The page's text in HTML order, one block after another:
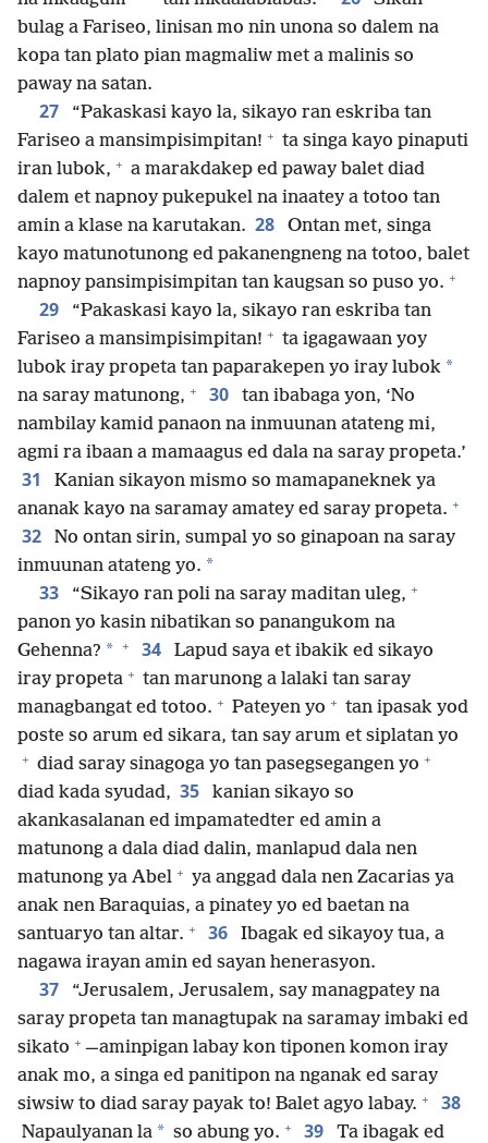
bulag a Fariseo, linisan mo nin unona so dalem na
kopa tan plato pian magmaliw met a malinis so
paway na satan.
27
“Pakaskasi kayo la, sikayo ran eskriba tan
Fariseo a mansimpisimpitan! + ta singa kayo pinaputi
iran lubok, + a marakdakep ed paway balet diad
dalem et napnoy pukepukel na inaatey a totoo tan
amin a klase na karutakan. 28
Ontan met, singa
kayo matunotunong ed pakanengneng na totoo, balet
napnoy pansimpisimpitan tan kaugsan so puso yo. +
29
“Pakaskasi kayo la, sikayo ran eskriba tan
Fariseo a mansimpisimpitan! + ta igagawaan yoy
lubok iray propeta tan paparakepen yo iray lubok *
na saray matunong, + 30
tan ibabaga yon, ‘No
nambilay kamid panaon na inmuunan atateng mi,
agmi ra ibaan a mamaagus ed dala na saray propeta.’
31
Kanian sikayon mismo so mamapaneknek ya
ananak kayo na saramay amatey ed saray propeta. +
32
No ontan sirin, sumpal yo so ginapoan na saray
inmuunan atateng yo. *
33 “Sikayo ran poli na saray maditan uleg, +
panon yo kasin nibatikan so panangukom na
Gehenna? * + 34
Lapud saya et ibakik ed sikayo
iray propeta + tan marunong a lalaki tan saray
managbangat ed totoo. + Pateyen yo + tan ipasak yod
poste so arum ed sikara, tan say arum et siplatan yo
+ diad saray sinagoga yo tan pasegsegangen yo +
diad kada syudad, 35
kanian sikayo so
akankasalanan ed impamatedter ed amin a
matunong a dala diad dalin, manlapud dala nen
matunong ya Abel + ya anggad dala nen Zacarias ya
anak nen Baraquias, a pinatey yo ed baetan na
santuaryo tan altar. + 36
Ibagak ed sikayoy tua, a
nagawa irayan amin ed sayan henerasyon.
37
“Jerusalem, Jerusalem, say managpatey na
saray propeta tan managtupak na saramay imbaki ed
sikato + —aminpigan labay kon tiponen komon iray
anak mo, a singa ed panitipon na nganak ed saray
siwsiw to diad saray payak to! Balet agyo labay. + 38
Napaulyanan la * so abung yo. + 39
Ta ibagak ed